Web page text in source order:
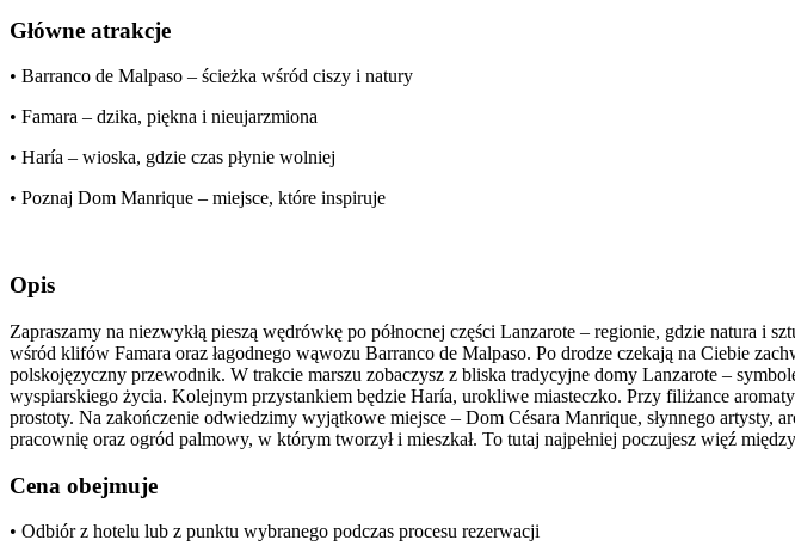
Główne atrakcje
• Barranco de Malpaso – ścieżka wśród ciszy i natury
• Famara – dzika, piękna i nieujarzmiona
• Haría – wioska, gdzie czas płynie wolniej
• Poznaj Dom Manrique – miejsce, które inspiruje
Opis
Zapraszamy na niezwykłą pieszą wędrówkę po północnej części Lanzarote – regionie, gdzie natura i
wśród klifów Famara oraz łagodnego wąwozu Barranco de Malpaso. Po drodze czekają na Ciebie
polskojęzyczny przewodnik. W trakcie marszu zobaczysz z bliska tradycyjne domy Lanzarote –
wyspiarskiego życia. Kolejnym przystankiem będzie Haría, urokliwe miasteczko. Przy filiżance
prostoty. Na zakończenie odwiedzimy wyjątkowe miejsce – Dom Césara Manrique, słynnego
pracownię oraz ogród palmowy, w którym tworzył i mieszkał. To tutaj najpełniej poczujesz więź
Cena obejmuje
• Odbiór z hotelu lub z punktu wybranego podczas procesu rezerwacji